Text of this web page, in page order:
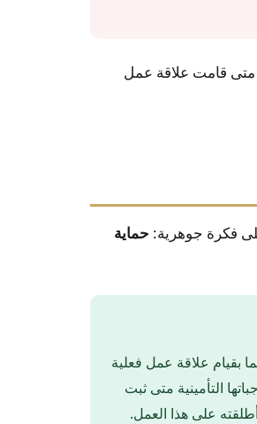
متى قامت علاقة عمل
فكرة جوهرية: حماية
بقيام علاقة عمل فعلية
التأمينية متى ثبت
على هذا العمل.